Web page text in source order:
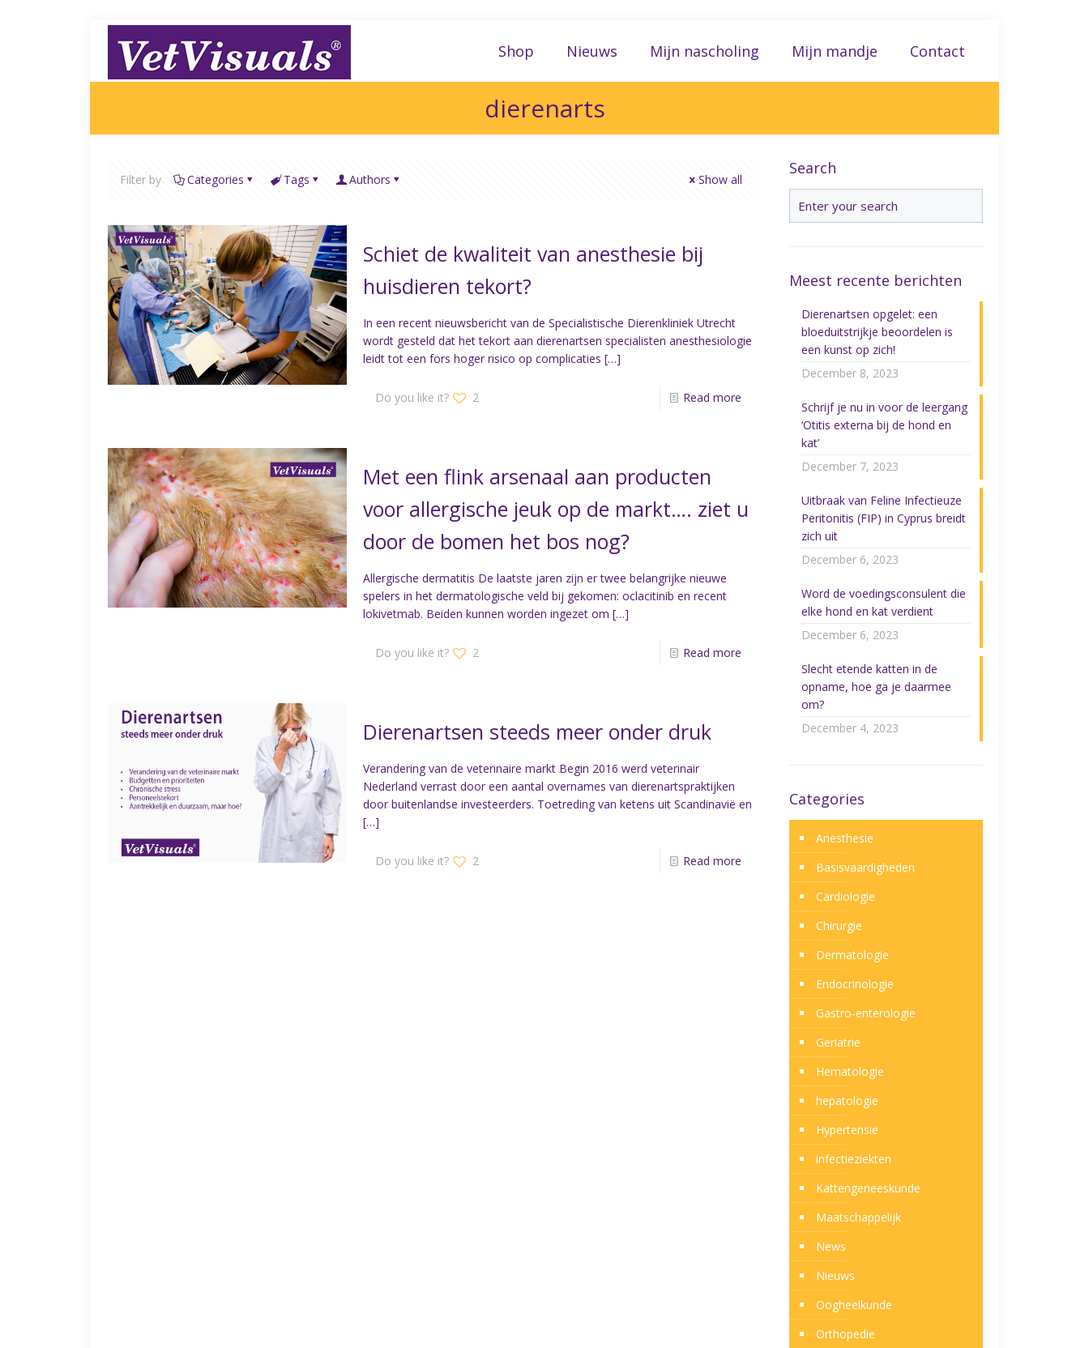
Shop Nieuws Mijn nascholing Mijn mandje Contact
dierenarts
Filter by Categories Tags Authors Show all
Schiet de kwaliteit van anesthesie bij
huisdieren tekort?
In een recent nieuwsbericht van de Specialistische Dierenkliniek Utrecht
wordt gesteld dat het tekort aan dierenartsen specialisten anesthesiologie
leidt tot een fors hoger risico op complicaties […]
Do you like it? 2 Read more
Met een flink arsenaal aan producten
voor allergische jeuk op de markt…. ziet u
door de bomen het bos nog?
Allergische dermatitis De laatste jaren zijn er twee belangrijke nieuwe
spelers in het dermatologische veld bij gekomen: oclacitinib en recent
lokivetmab. Beiden kunnen worden ingezet om […]
Do you like it? 2 Read more
Dierenartsen steeds meer onder druk
Verandering van de veterinaire markt Begin 2016 werd veterinair
Nederland verrast door een aantal overnames van dierenartspraktijken
door buitenlandse investeerders. Toetreding van ketens uit Scandinavië en
[…]
Do you like it? 2 Read more
Search
Meest recente berichten
Dierenartsen opgelet: een
bloeduitstrijkje beoordelen is
een kunst op zich!
December 8, 2023
Schrijf je nu in voor de leergang
‘Otitis externa bij de hond en
kat’
December 7, 2023
Uitbraak van Feline Infectieuze
Peritonitis (FIP) in Cyprus breidt
zich uit
December 6, 2023
Word de voedingsconsulent die
elke hond en kat verdient
December 6, 2023
Slecht etende katten in de
opname, hoe ga je daarmee
om?
December 4, 2023
Categories
Anesthesie
Basisvaardigheden
Cardiologie
Chirurgie
Dermatologie
Endocrinologie
Gastro-enterologie
Geriatrie
Hematologie
hepatologie
Hypertensie
infectieziekten
Kattengeneeskunde
Maatschappelijk
News
Nieuws
Oogheelkunde
Orthopedie